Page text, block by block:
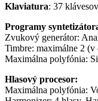
Klaviatura: 37
Programy
Zvukový generátor:
Timbre: maximálne 2 (v
Maximálna polyfónia:
Hlasový procesor:
Maximálna polyfónia: